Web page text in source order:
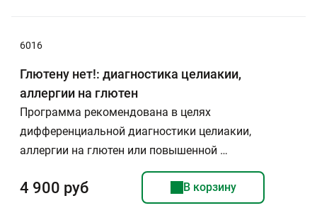
6016
Глютену нет!: диагностика целиакии,
аллергии на глютен
Программа рекомендована в целях
дифференциальной диагностики целиакии,
аллергии на глютен или повышенной …
4 900 руб В корзину